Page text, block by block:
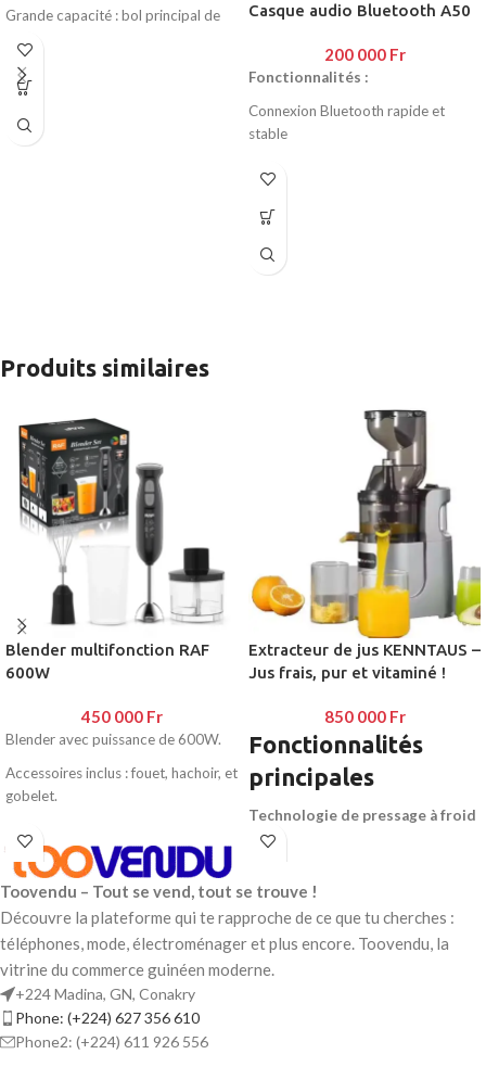
Grande capacité : bol principal de
3 en 1 : mixeur, broyeur et râpeur
tranchantes
Casque audio Bluetooth A50
200 000 Fr
Fonctionnalités :
Connexion Bluetooth rapide et
stable
pause, volume
Coussinets doux pour un confort
prolongé
Produits similaires
Blender multifonction RAF
600W
450 000 Fr
Blender avec puissance de 600W.
Accessoires inclus : fouet, hachoir, et
gobelet.
RPM.
Facile à nettoyer et à utiliser.
Idéal pour les smoothies, soupes,
sauces et plus.V
Extracteur de jus KENNTAUS –
Jus frais, pur et vitaminé !
850 000 Fr
Fonctionnalités
principales
Technologie de pressage à froid
(slow juicer)
essentiels
Puissant moteur silencieux
assurant un rendement maximal en
jus
Toovendu – Tout se vend, tout se trouve !
Découvre la plateforme qui te rapproche de ce que tu cherches :
téléphones, mode, électroménager et plus encore. Toovendu, la
vitrine du commerce guinéen moderne.
+224 Madina, GN, Conakry
Phone: (+224) 627 356 610
Phone2: (+224) 611 926 556